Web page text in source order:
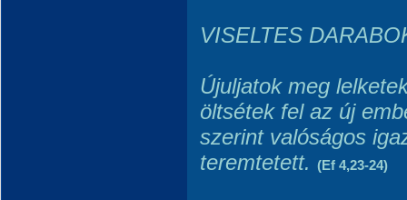
VISELTES
Újuljatok meg
öltsétek fel az új
szerint valóságos
teremtetett. (Ef 4,23-24)